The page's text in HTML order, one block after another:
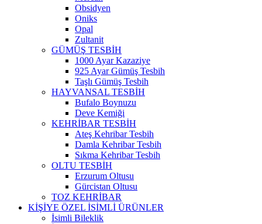
Obsidyen
Oniks
Opal
Zultanit
GÜMÜŞ TESBİH
1000 Ayar Kazaziye
925 Ayar Gümüş Tesbih
Taşlı Gümüş Tesbih
HAYVANSAL TESBİH
Bufalo Boynuzu
Deve Kemiği
KEHRİBAR TESBİH
Ateş Kehribar Tesbih
Damla Kehribar Tesbih
Sıkma Kehribar Tesbih
OLTU TESBİH
Erzurum Oltusu
Gürcistan Oltusu
TOZ KEHRİBAR
KİŞİYE ÖZEL İSİMLİ ÜRÜNLER
İsimli Bileklik